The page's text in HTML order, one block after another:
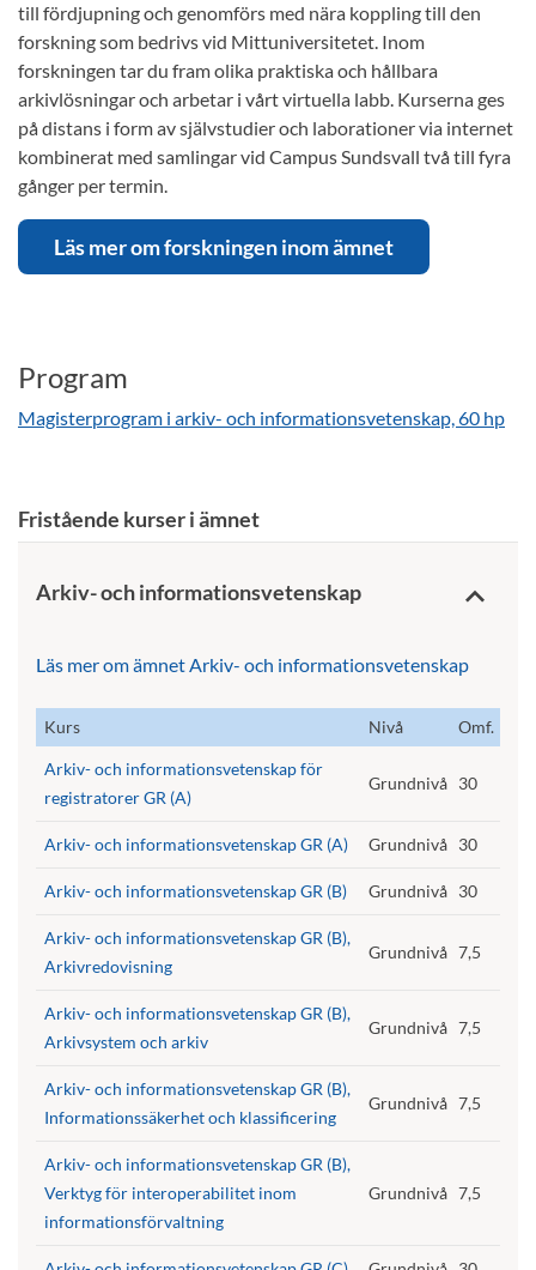
till fördjupning och genomförs med nära koppling till den
forskning som bedrivs vid Mittuniversitetet. Inom
forskningen tar du fram olika praktiska och hållbara
arkivlösningar och arbetar i vårt virtuella labb. Kurserna ges
på distans i form av självstudier och laborationer via internet
kombinerat med samlingar vid Campus Sundsvall två till fyra
gånger per termin.
Läs mer om forskningen inom ämnet
Program
Magisterprogram i arkiv- och informationsvetenskap, 60 hp
Fristående kurser i ämnet
Arkiv- och informationsvetenskap
Läs mer om ämnet Arkiv- och informationsvetenskap
Kurs Nivå Omf.
Arkiv- och informationsvetenskap för
registratorer GR (A)
Grundnivå 30
Arkiv- och informationsvetenskap GR (A) Grundnivå 30
Arkiv- och informationsvetenskap GR (B) Grundnivå 30
Arkiv- och informationsvetenskap GR (B),
Arkivredovisning
Grundnivå 7,5
Arkiv- och informationsvetenskap GR (B),
Arkivsystem och arkiv
Grundnivå 7,5
Arkiv- och informationsvetenskap GR (B),
Informationssäkerhet och klassificering
Grundnivå 7,5
Arkiv- och informationsvetenskap GR (B),
Verktyg för interoperabilitet inom
informationsförvaltning
Grundnivå 7,5